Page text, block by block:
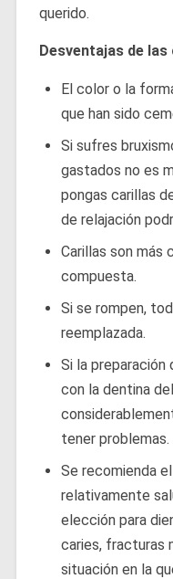
querido.
Desventajas de
El color o la
que han sido
Si sufres
gastados no es
pongas carillas
de relajación
Carillas son más
compuesta.
Si se rompen,
reemplazada.
Si la
con la dentina
tener problemas.
Se recomienda
relativamente
elección para
caries, fracturas
situación en la